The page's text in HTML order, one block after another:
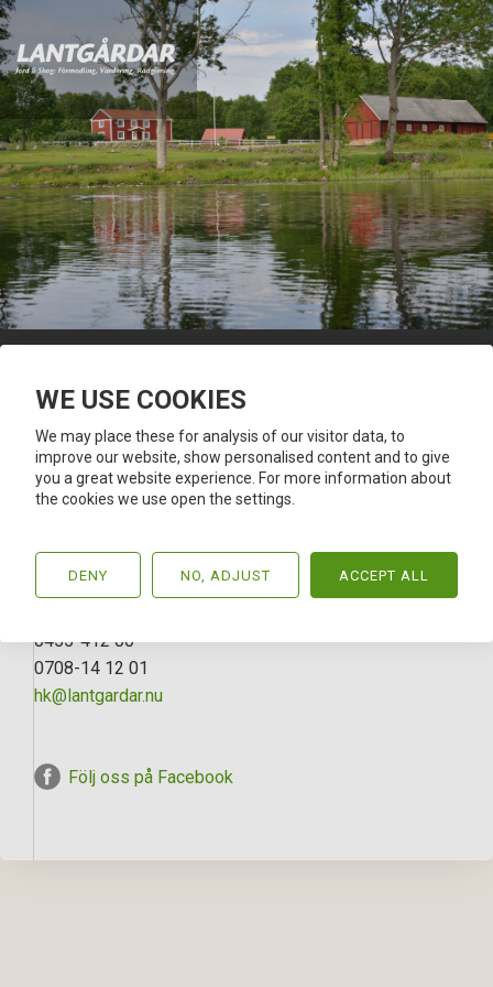
DENNA BOSTAD ÄR SÅLD
Vackert belägen gård om 52,6 ha varav skog 50 ha. För
närvarande ca 8 650 m3sk. Bonitet 9,9. Mangårdsbyggnad
från 1880-talet om 100 kvm. Jakt o fiske.
ANSVARIG MÄKLARE
0455-412 00
0708-14 12 01
hk@lantgardar.nu
Följ oss på Facebook
WE USE COOKIES
We may place these for analysis of our visitor data, to
improve our website, show personalised content and to give
you a great website experience. For more information about
the cookies we use open the settings.
DENY NO, ADJUST ACCEPT ALL